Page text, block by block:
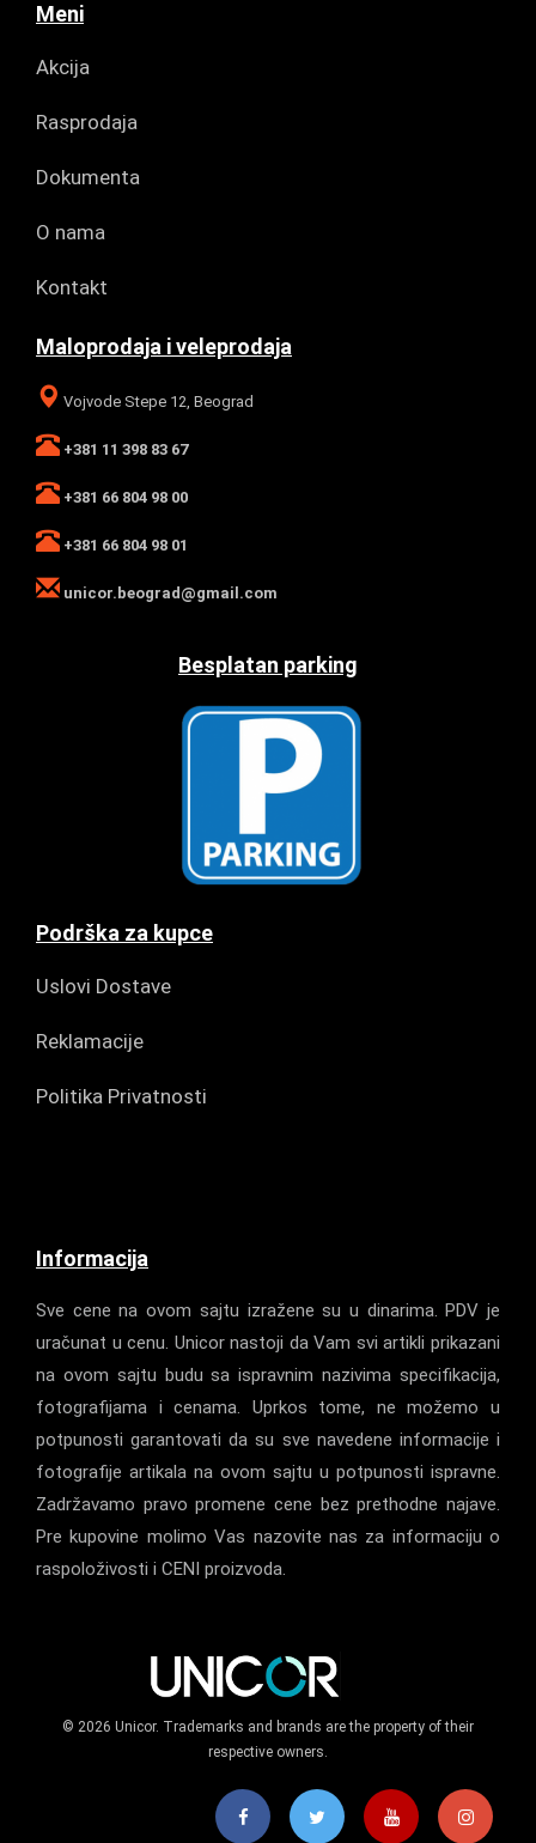
Meni
Akcija
Rasprodaja
Dokumenta
O nama
Kontakt
Maloprodaja i veleprodaja
Vojvode Stepe 12, Beograd
+381 11 398 83 67
+381 66 804 98 00
+381 66 804 98 01
unicor.beograd@gmail.com
Besplatan parking
Podrška za kupce
Uslovi Dostave
Reklamacije
Politika Privatnosti
Informacija
Sve cene na ovom sajtu izražene su u dinarima. PDV je
uračunat u cenu. Unicor nastoji da Vam svi artikli prikazani
na ovom sajtu budu sa ispravnim nazivima specifikacija,
fotografijama i cenama. Uprkos tome, ne možemo u
potpunosti garantovati da su sve navedene informacije i
fotografije artikala na ovom sajtu u potpunosti ispravne.
Zadržavamo pravo promene cene bez prethodne najave.
Pre kupovine molimo Vas nazovite nas za informaciju o
raspoloživosti i CENI proizvoda.
© 2026 Unicor. Trademarks and brands are the property of their
respective owners.